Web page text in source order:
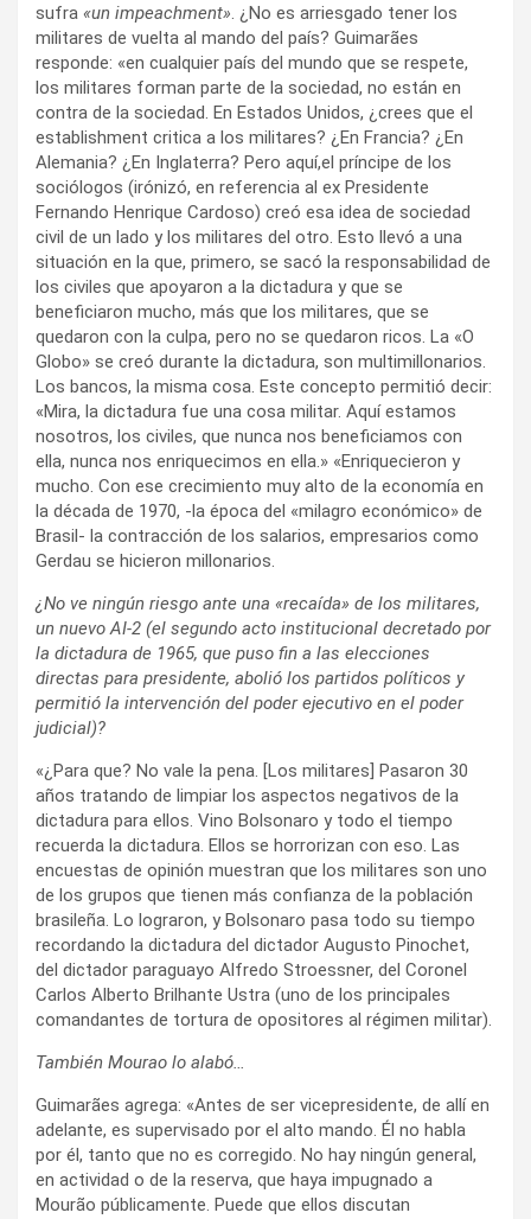
sufra «un impeachment». ¿No es arriesgado tener los
militares de vuelta al mando del país? Guimarães
responde: «en cualquier país del mundo que se respete,
los militares forman parte de la sociedad, no están en
contra de la sociedad. En Estados Unidos, ¿crees que el
establishment critica a los militares? ¿En Francia? ¿En
Alemania? ¿En Inglaterra? Pero aquí,el príncipe de los
sociólogos (irónizó, en referencia al ex Presidente
Fernando Henrique Cardoso) creó esa idea de sociedad
civil de un lado y los militares del otro. Esto llevó a una
situación en la que, primero, se sacó la responsabilidad de
los civiles que apoyaron a la dictadura y que se
beneficiaron mucho, más que los militares, que se
quedaron con la culpa, pero no se quedaron ricos. La «O
Globo» se creó durante la dictadura, son multimillonarios.
Los bancos, la misma cosa. Este concepto permitió decir:
«Mira, la dictadura fue una cosa militar. Aquí estamos
nosotros, los civiles, que nunca nos beneficiamos con
ella, nunca nos enriquecimos en ella.» «Enriquecieron y
mucho. Con ese crecimiento muy alto de la economía en
la década de 1970, -la época del «milagro económico» de
Brasil- la contracción de los salarios, empresarios como
Gerdau se hicieron millonarios.
¿No ve ningún riesgo ante una «recaída» de los militares,
un nuevo AI-2 (el segundo acto institucional decretado por
la dictadura de 1965, que puso fin a las elecciones
directas para presidente, abolió los partidos políticos y
permitió la intervención del poder ejecutivo en el poder
judicial)?
«¿Para que? No vale la pena. [Los militares] Pasaron 30
años tratando de limpiar los aspectos negativos de la
dictadura para ellos. Vino Bolsonaro y todo el tiempo
recuerda la dictadura. Ellos se horrorizan con eso. Las
encuestas de opinión muestran que los militares son uno
de los grupos que tienen más confianza de la población
brasileña. Lo lograron, y Bolsonaro pasa todo su tiempo
recordando la dictadura del dictador Augusto Pinochet,
del dictador paraguayo Alfredo Stroessner, del Coronel
Carlos Alberto Brilhante Ustra (uno de los principales
comandantes de tortura de opositores al régimen militar).
También Mourao lo alabó…
Guimarães agrega: «Antes de ser vicepresidente, de allí en
adelante, es supervisado por el alto mando. Él no habla
por él, tanto que no es corregido. No hay ningún general,
en actividad o de la reserva, que haya impugnado a
Mourão públicamente. Puede que ellos discutan